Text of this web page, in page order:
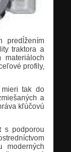
predĺžením
traktora a
materiáloch
profily,
tak do
a
kľúčovú
s podporou
moderných